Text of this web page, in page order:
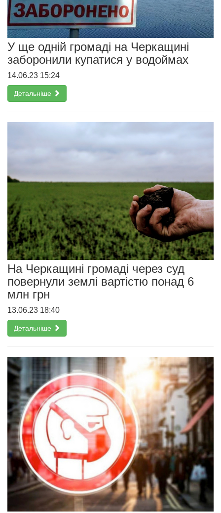
У ще одній громаді на Черкащині
заборонили купатися у водоймах
14.06.23 15:24
Детальніше
На Черкащині громаді через суд
повернули землі вартістю понад 6
млн грн
13.06.23 18:40
Детальніше